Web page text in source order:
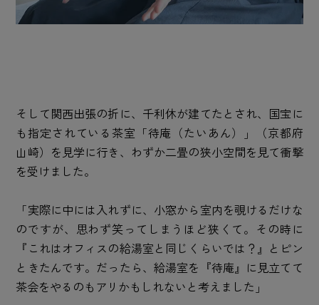
そして関西出張の折に、千利休が建てたとされ、国宝に
も指定されている茶室「待庵（たいあん）」（京都府
山崎）を見学に行き、わずか二畳の狭小空間を見て衝撃
を受けました。
「実際に中には入れずに、小窓から室内を覗けるだけな
のですが、思わず笑ってしまうほど狭くて。その時に
『これはオフィスの給湯室と同じくらいでは？』とピン
ときたんです。だったら、給湯室を『待庵』に見立てて
茶会をやるのもアリかもしれないと考えました」